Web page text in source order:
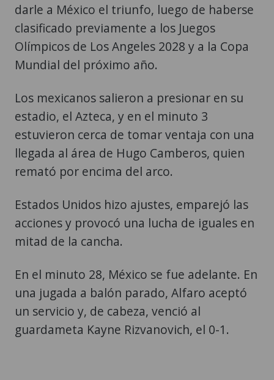
darle a México el triunfo, luego de haberse
clasificado previamente a los Juegos
Olímpicos de Los Angeles 2028 y a la Copa
Mundial del próximo año.
Los mexicanos salieron a presionar en su
estadio, el Azteca, y en el minuto 3
estuvieron cerca de tomar ventaja con una
llegada al área de Hugo Camberos, quien
remató por encima del arco.
Estados Unidos hizo ajustes, emparejó las
acciones y provocó una lucha de iguales en
mitad de la cancha.
En el minuto 28, México se fue adelante. En
una jugada a balón parado, Alfaro aceptó
un servicio y, de cabeza, venció al
guardameta Kayne Rizvanovich, el 0-1.